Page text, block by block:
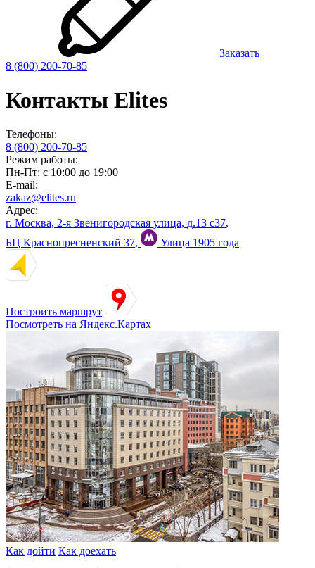
Заказать
8 (800) 200-70-85
Контакты Elites
Телефоны:
8 (800) 200-70-85
Режим работы:
Пн-Пт: с 10:00 до 19:00
E-mail:
zakaz@elites.ru
Адрес:
г. Москва, 2-я Звенигородская улица, д.13 с37,
БЦ Краснопресненский 37, Улица 1905 года
Построить маршрут
Посмотреть на Яндекс.Картах
Как дойти Как доехать